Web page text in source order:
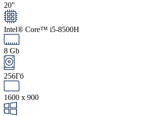
20"
Intel® Core™ i5-8500H
8 Gb
256Гб
1600 x 900